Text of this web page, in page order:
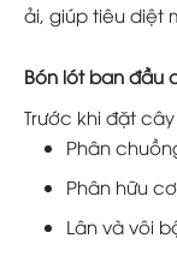
ải, giúp tiêu diệt
Bón lót ban đầu
Trước khi đặt
Phân
Phân hữu
Lân và vôi